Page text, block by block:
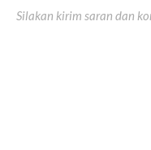
Silakan kirim saran dan